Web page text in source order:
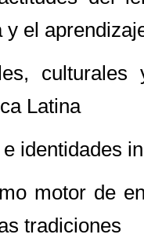
el
Latina
identidades
motor de
tradiciones